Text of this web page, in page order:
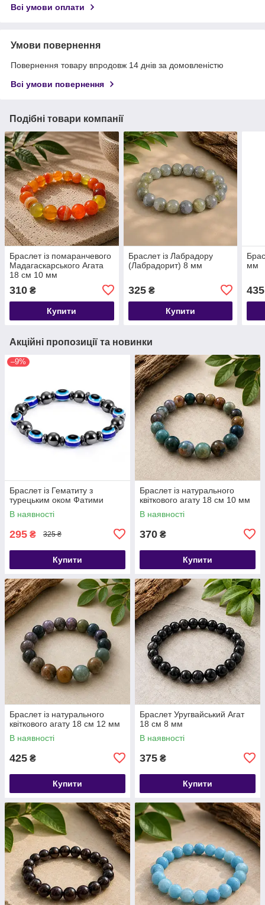
Всі умови оплати
Умови повернення
Повернення товару впродовж 14 днів за домовленістю
Всі умови повернення
Подібні товари компанії
Браслет із помаранчевого
Мадагаскарського Агата
18 см 10 мм
310 ₴
Купити
Браслет із Лабрадору
(Лабрадорит) 8 мм
325₴
Купити
мм
435
Акційні пропозиції та новинки
–9%
Браслет із Гематиту з
турецьким оком Фатими
В наявності
295 ₴ 325 ₴
Купити
​​​​​​​Браслет із натурального
квіткового агату 18 см 10 мм
В наявності
370 ₴
Купити
​​​​​​​Браслет із натурального
квіткового агату 18 см 12 мм
В наявності
425 ₴
Купити
Браслет Уругвайський Агат
18 см 8 мм
В наявності
375 ₴
Купити